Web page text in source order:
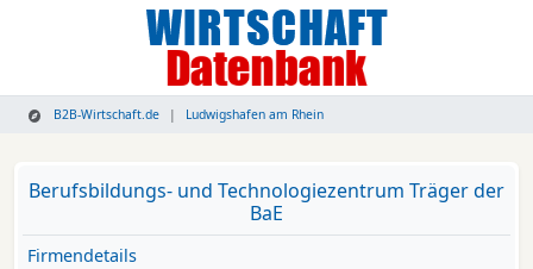
B2B-Wirtschaft.de Ludwigshafen am Rhein
Berufsbildungs- und Technologiezentrum Träger der
BaE
Firmendetails